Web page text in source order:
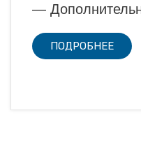
—
ПОДРОБНЕЕ